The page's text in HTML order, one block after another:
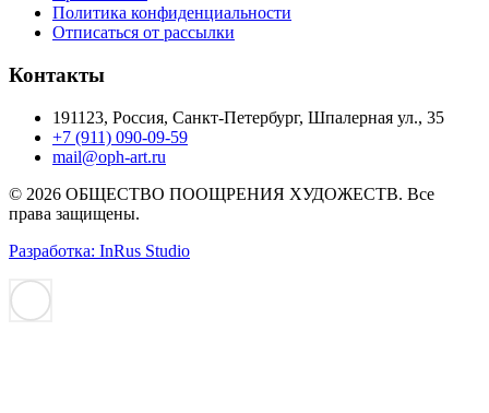
Политика конфиденциальности
Отписаться от рассылки
Контакты
191123, Россия, Санкт-Петербург, Шпалерная ул., 35
+7 (911) 090-09-59
mail@oph-art.ru
© 2026 ОБЩЕСТВО ПООЩРЕНИЯ ХУДОЖЕСТВ. Все
права защищены.
Разработка: InRus Studio